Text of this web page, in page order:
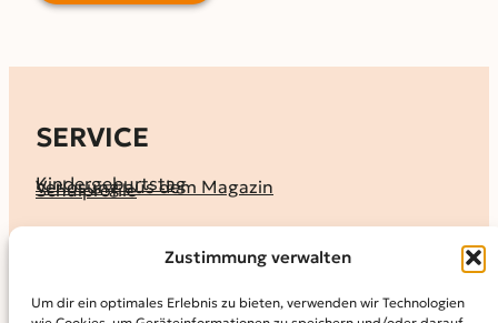
Zustimmung verwalten
Um dir ein optimales Erlebnis zu bieten, verwenden wir Technologien
SERVICE
Kindergeburtstag
Verlosung aus dem Magazin
Schulprofile
KALENDER